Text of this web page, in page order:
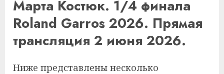
Марта Костюк. 1/4 финала
Roland Garros 2026. Прямая
трансляция 2 июня 2026.
Ниже представлены несколько